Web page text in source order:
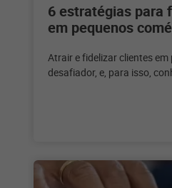
6 estratégias para
em pequenos
Atrair e fidelizar clientes
desafiador, e, para isso,